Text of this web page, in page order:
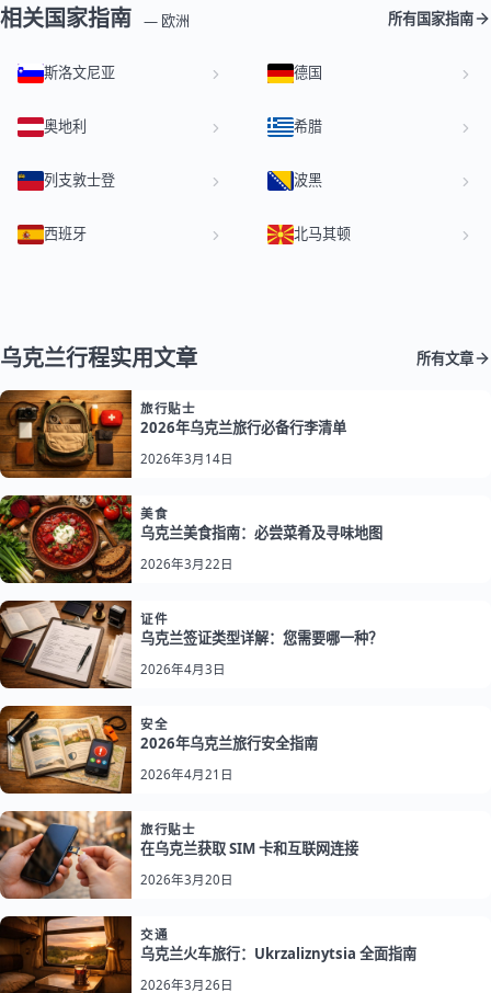
相关国家指南 — 欧洲 所有国家指南
斯洛文尼亚 德国
奥地利 希腊
列支敦士登 波黑
西班牙 北马其顿
乌克兰行程实用文章 所有文章
旅行贴士
2026年乌克兰旅行必备行李清单
2026年3月14日
美食
乌克兰美食指南：必尝菜肴及寻味地图
2026年3月22日
证件
乌克兰签证类型详解：您需要哪一种？
2026年4月3日
安全
2026年乌克兰旅行安全指南
2026年4月21日
旅行贴士
在乌克兰获取 SIM 卡和互联网连接
2026年3月20日
交通
乌克兰火车旅行：Ukrzaliznytsia 全面指南
2026年3月26日